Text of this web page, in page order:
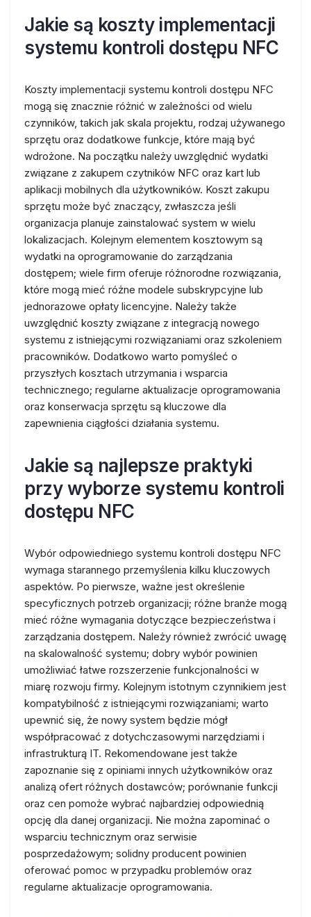
Jakie są koszty implementacji
systemu kontroli dostępu NFC
Koszty implementacji systemu kontroli dostępu NFC
mogą się znacznie różnić w zależności od wielu
czynników, takich jak skala projektu, rodzaj używanego
sprzętu oraz dodatkowe funkcje, które mają być
wdrożone. Na początku należy uwzględnić wydatki
związane z zakupem czytników NFC oraz kart lub
aplikacji mobilnych dla użytkowników. Koszt zakupu
sprzętu może być znaczący, zwłaszcza jeśli
organizacja planuje zainstalować system w wielu
lokalizacjach. Kolejnym elementem kosztowym są
wydatki na oprogramowanie do zarządzania
dostępem; wiele firm oferuje różnorodne rozwiązania,
które mogą mieć różne modele subskrypcyjne lub
jednorazowe opłaty licencyjne. Należy także
uwzględnić koszty związane z integracją nowego
systemu z istniejącymi rozwiązaniami oraz szkoleniem
pracowników. Dodatkowo warto pomyśleć o
przyszłych kosztach utrzymania i wsparcia
technicznego; regularne aktualizacje oprogramowania
oraz konserwacja sprzętu są kluczowe dla
zapewnienia ciągłości działania systemu.
Jakie są najlepsze praktyki
przy wyborze systemu kontroli
dostępu NFC
Wybór odpowiedniego systemu kontroli dostępu NFC
wymaga starannego przemyślenia kilku kluczowych
aspektów. Po pierwsze, ważne jest określenie
specyficznych potrzeb organizacji; różne branże mogą
mieć różne wymagania dotyczące bezpieczeństwa i
zarządzania dostępem. Należy również zwrócić uwagę
na skalowalność systemu; dobry wybór powinien
umożliwiać łatwe rozszerzenie funkcjonalności w
miarę rozwoju firmy. Kolejnym istotnym czynnikiem jest
kompatybilność z istniejącymi rozwiązaniami; warto
upewnić się, że nowy system będzie mógł
współpracować z dotychczasowymi narzędziami i
infrastrukturą IT. Rekomendowane jest także
zapoznanie się z opiniami innych użytkowników oraz
analizą ofert różnych dostawców; porównanie funkcji
oraz cen pomoże wybrać najbardziej odpowiednią
opcję dla danej organizacji. Nie można zapominać o
wsparciu technicznym oraz serwisie
posprzedażowym; solidny producent powinien
oferować pomoc w przypadku problemów oraz
regularne aktualizacje oprogramowania.